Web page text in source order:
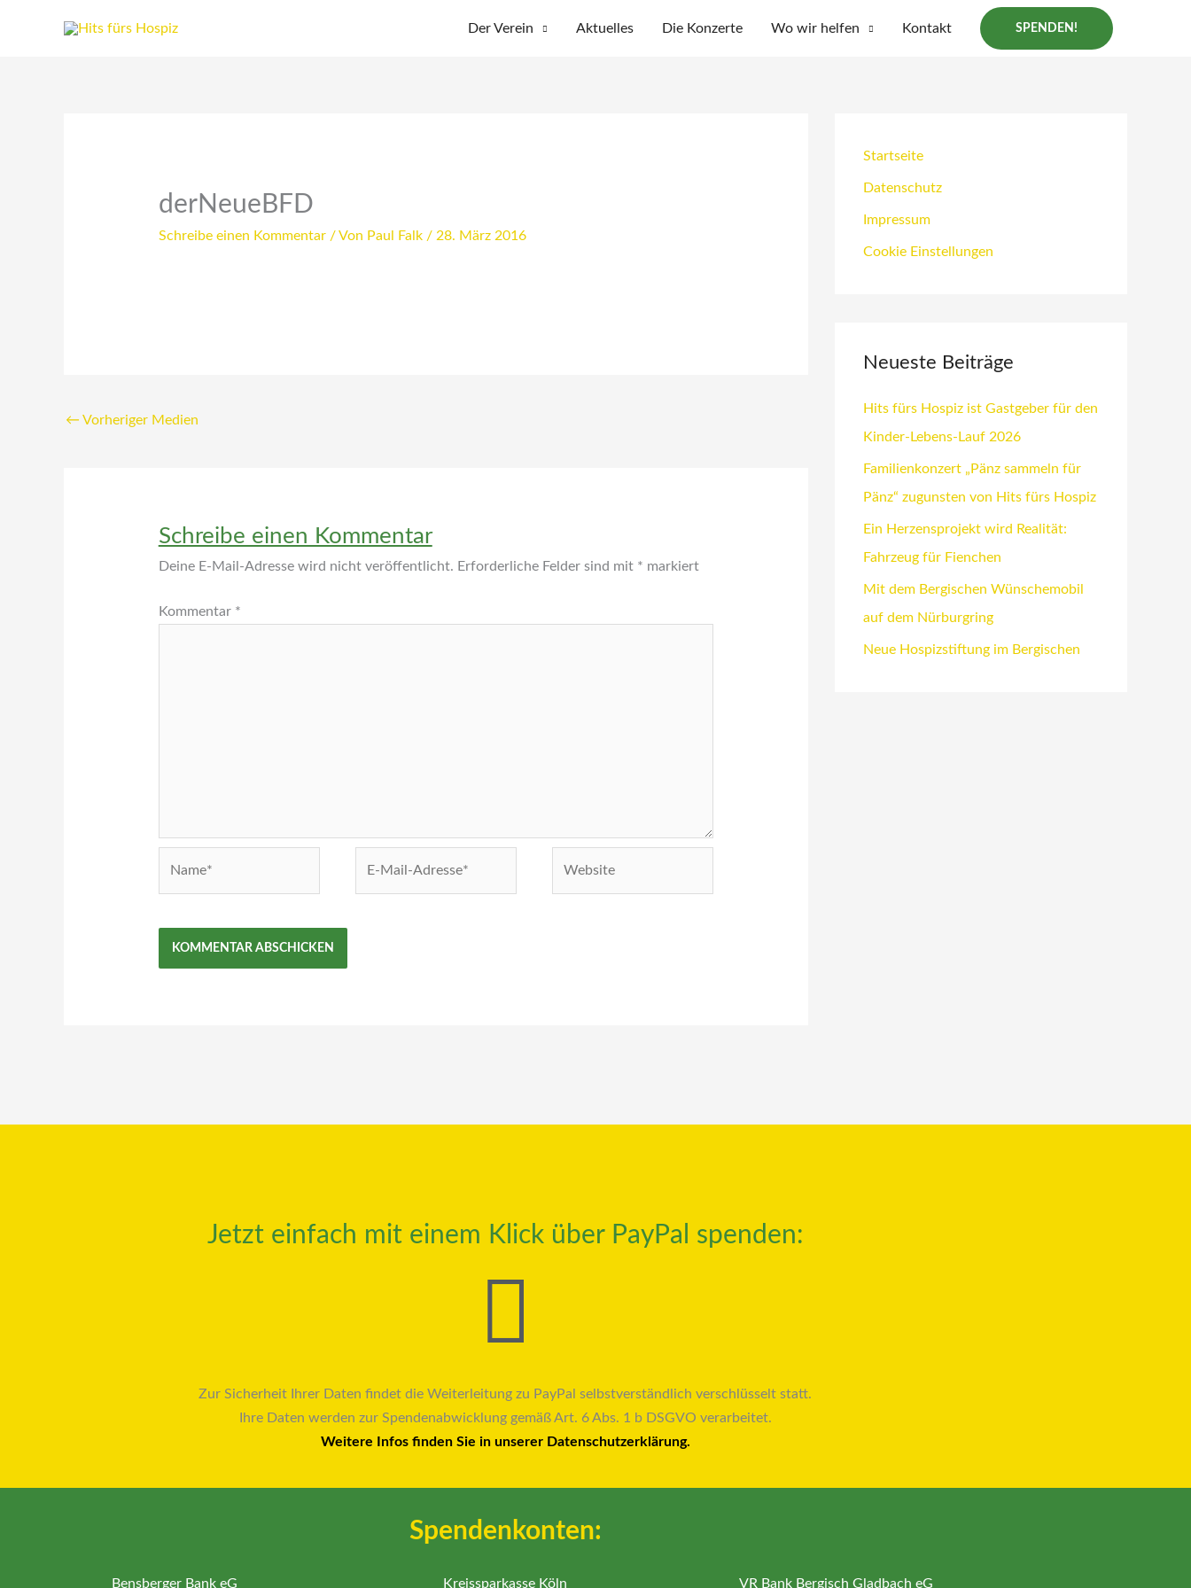
Der Verein Aktuelles Die Konzerte Wo wir helfen Kontakt SPENDEN!
derNeueBFD
Schreibe einen Kommentar / Von Paul Falk / 28. März 2016
← Vorheriger Medien
Schreibe einen Kommentar
Deine E-Mail-Adresse wird nicht veröffentlicht. Erforderliche Felder sind mit * markiert
Kommentar *
Startseite
Datenschutz
Impressum
Cookie Einstellungen
Neueste Beiträge
Hits fürs Hospiz ist Gastgeber für den
Kinder-Lebens-Lauf 2026
Familienkonzert „Pänz sammeln für
Pänz“ zugunsten von Hits fürs Hospiz
Ein Herzensprojekt wird Realität:
Fahrzeug für Fienchen
Mit dem Bergischen Wünschemobil
auf dem Nürburgring
Neue Hospizstiftung im Bergischen
Jetzt einfach mit einem Klick über PayPal spenden:
Zur Sicherheit Ihrer Daten findet die Weiterleitung zu PayPal selbstverständlich verschlüsselt statt.
Ihre Daten werden zur Spendenabwicklung gemäß Art. 6 Abs. 1 b DSGVO verarbeitet.
Weitere Infos finden Sie in unserer Datenschutzerklärung.
Spendenkonten:
Bensberger Bank eG Kreissparkasse Köln VR Bank Bergisch Gladbach eG